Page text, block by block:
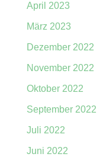
April 2023
März 2023
Dezember 2022
November 2022
Oktober 2022
September 2022
Juli 2022
Juni 2022